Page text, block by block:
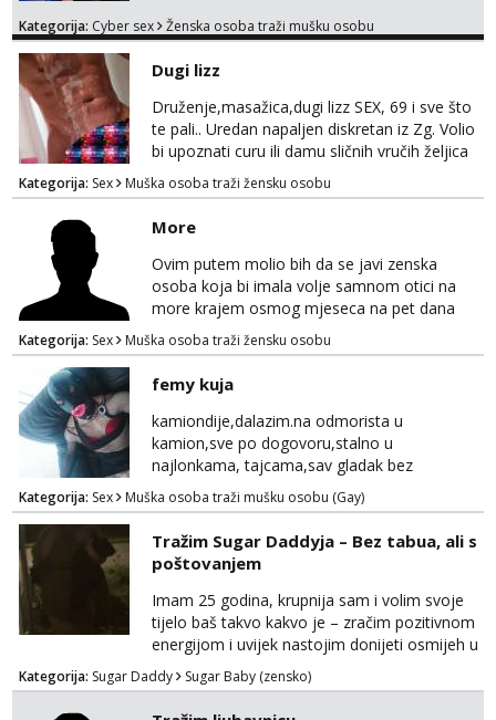
pošalji poruku na Whatsapp, Telegram ili
možeš me vidjeti na videopozivu. 😉
091/912-3322 ❌NE RADIMO NIŠTA UŽIVO❌
Kategorija: Cyber sex Ženska osoba traži mušku osobu
Dugi lizz
Druženje,masažica,dugi lizz SEX, 69 i sve što
te pali.. Uredan napaljen diskretan iz Zg. Volio
bi upoznati curu ili damu sličnih vručih željica
za zajedničko ugodno i strastveno druženje.
Prostor imam, diskr max. A i mobilan 🚗 sam.
Kategorija: Sex Muška osoba traži žensku osobu
More
Ovim putem molio bih da se javi zenska
osoba koja bi imala volje samnom otici na
more krajem osmog mjeseca na pet dana
netrazim nista intimno cisto druženje da
nisam sam ,imam 39 godina crna kosa 170
visok 80 kg zagrebačka županija 0919121728
WhatsApp Viber ili mail merkej86@gmail.com
Kategorija: Sex Muška osoba traži žensku osobu
femy kuja
kamiondije,dalazim.na odmorista u
kamion,sve po dogovoru,stalno u
najlonkama, tajcama,sav gladak bez
dlaka,spermu obozavam,sve po dog
Kategorija: Sex Muška osoba traži mušku osobu (Gay)
Tražim Sugar Daddyja – Bez tabua, ali s
poštovanjem
Imam 25 godina, krupnija sam i volim svoje
tijelo baš takvo kakvo je – zračim pozitivnom
energijom i uvijek nastojim donijeti osmijeh u
nečiji dan. Tražim zrelu, galantnu osobu za
ugodno, opušteno i uzajamno korisno
druženje – bez lažnih obećanja i s puno
Kategorija: Sugar Daddy Sugar Baby (zensko)